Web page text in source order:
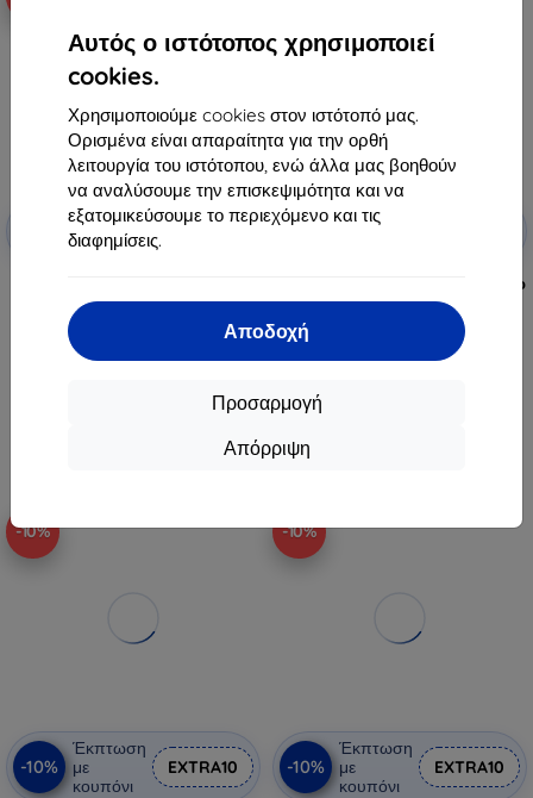
Αυτός ο ιστότοπος χρησιμοποιεί
cookies.
Χρησιμοποιούμε cookies στον ιστότοπό μας.
Ορισμένα είναι απαραίτητα για την ορθή
λειτουργία του ιστότοπου, ενώ άλλα μας βοηθούν
να αναλύσουμε την επισκεψιμότητα και να
εξατομικεύσουμε το περιεχόμενο και τις
διαφημίσεις.
Αποδοχή
Προσαρμογή
Απόρριψη
Έκπτωση
με
κουπόνι
EXTRA10
μαύρο - Google Pixel Watch
4/3/2/1 41mm (AMP09482)
33,21 €
-10%
Έκπτωση
Spigen Nano Pop λουράκι, μαύρο
σουσάμι - Google Pixel Watch
4/3 45mm (AMP09491)
35,91 €
-10%
-10%
Έκπτωση
με
κουπόνι
EXTRA10
-10%
-10%
Έκπτωση
με
κουπόνι
EXTRA10